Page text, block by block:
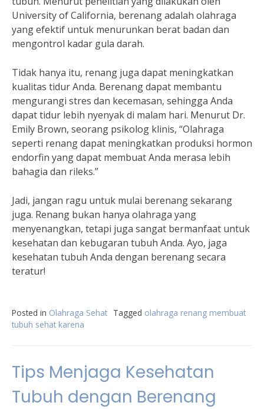
University of California, berenang adalah olahraga
yang efektif untuk menurunkan berat badan dan
mengontrol kadar gula darah.
Tidak hanya itu, renang juga dapat meningkatkan
kualitas tidur Anda. Berenang dapat membantu
mengurangi stres dan kecemasan, sehingga Anda
dapat tidur lebih nyenyak di malam hari. Menurut Dr.
Emily Brown, seorang psikolog klinis, “Olahraga
seperti renang dapat meningkatkan produksi hormon
endorfin yang dapat membuat Anda merasa lebih
bahagia dan rileks.”
Jadi, jangan ragu untuk mulai berenang sekarang
juga. Renang bukan hanya olahraga yang
menyenangkan, tetapi juga sangat bermanfaat untuk
kesehatan dan kebugaran tubuh Anda. Ayo, jaga
kesehatan tubuh Anda dengan berenang secara
teratur!
Posted in Olahraga Sehat Tagged olahraga renang membuat
tubuh sehat karena
Tips Menjaga Kesehatan
Tubuh dengan Berenang